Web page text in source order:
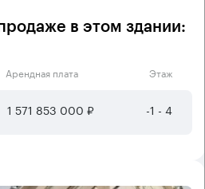
в этом здании:
Арендная плата Этаж
1 571 853 000 ₽ -1 - 4